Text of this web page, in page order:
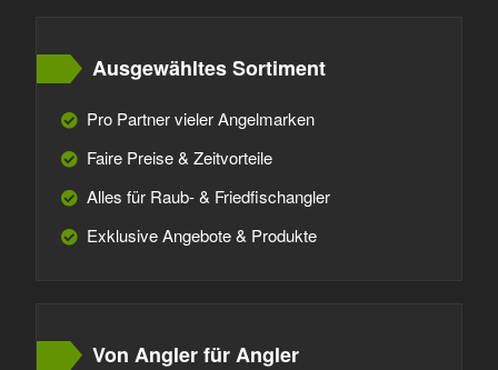
Ausgewähltes Sortiment
Pro Partner vieler Angelmarken
Faire Preise & Zeitvorteile
Alles für Raub- & Friedfischangler
Exklusive Angebote & Produkte
Von Angler für Angler